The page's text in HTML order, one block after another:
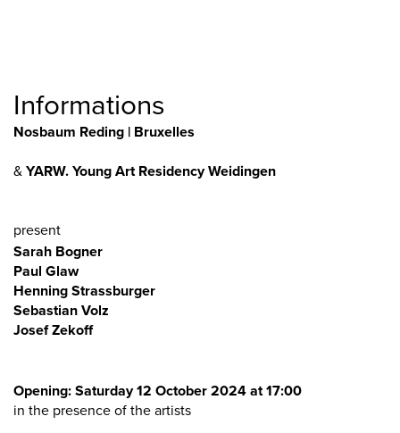
Informations
Nosbaum Reding | Bruxelles
& YARW. Young Art Residency Weidingen
present
Sarah Bogner
Paul Glaw
Henning Strassburger
Sebastian Volz
Josef Zekoff
Opening: Saturday 12 October 2024 at 17:00
in the presence of the artists